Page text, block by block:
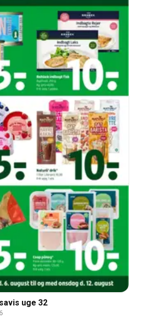
uge 32